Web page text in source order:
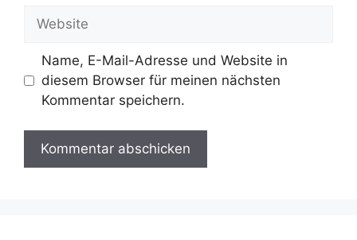
Name, E-Mail-Adresse und Website in
diesem Browser für meinen nächsten
Kommentar speichern.